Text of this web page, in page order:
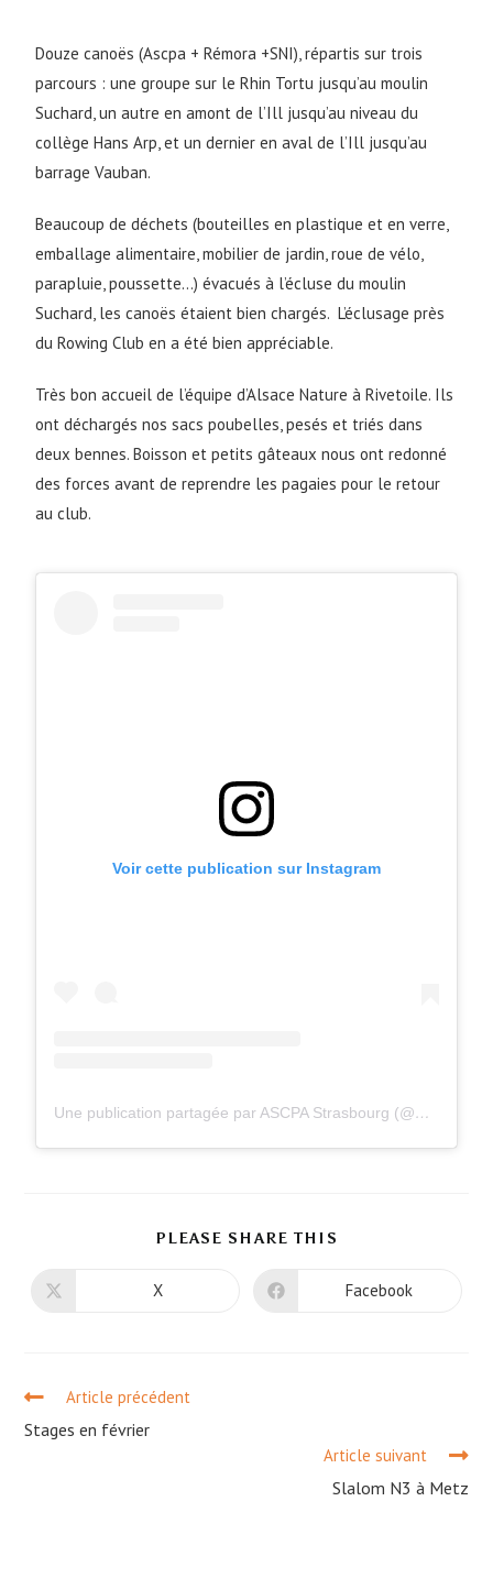
Douze canoës (Ascpa + Rémora +SNI), répartis sur trois
parcours : une groupe sur le Rhin Tortu jusqu’au moulin
Suchard, un autre en amont de l’Ill jusqu’au niveau du
collège Hans Arp, et un dernier en aval de l’Ill jusqu’au
barrage Vauban.
Beaucoup de déchets (bouteilles en plastique et en verre,
emballage alimentaire, mobilier de jardin, roue de vélo,
parapluie, poussette…) évacués à l’écluse du moulin
Suchard, les canoës étaient bien chargés. L’éclusage près
du Rowing Club en a été bien appréciable.
Très bon accueil de l’équipe d’Alsace Nature à Rivetoile. Ils
ont déchargés nos sacs poubelles, pesés et triés dans
deux bennes. Boisson et petits gâteaux nous ont redonné
des forces avant de reprendre les pagaies pour le retour
au club.
Voir cette publication sur Instagram
Une publication partagée par ASCPA Strasbourg (@ascpastrasbourg)
PLEASE SHARE THIS
X Facebook
Article précédent
Stages en février
Article suivant
Slalom N3 à Metz